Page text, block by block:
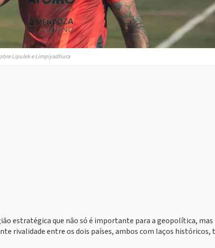
Lipulek e Limpiyadhura
estratégica que não só é importante para a geopolítica, mas
rivalidade entre os dois países, ambos com laços históricos,